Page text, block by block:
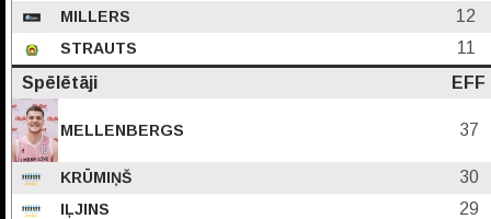
MILLERS 12
STRAUTS
11
Spēlētāji
EFF
MELLENBERGS 37
KRŪMIŅŠ 30
IĻJINS 29